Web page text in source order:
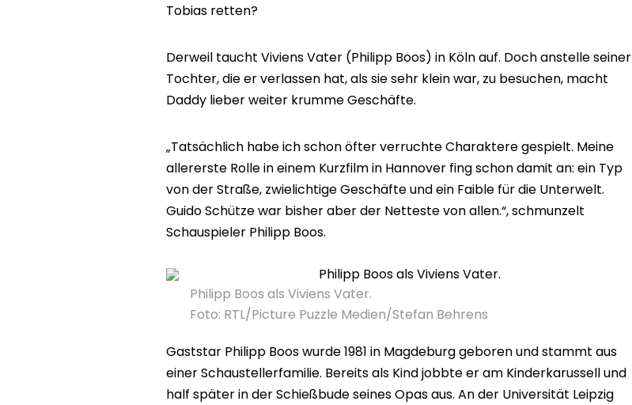
Tobias retten?
Derweil taucht Viviens Vater (Philipp Boos) in Köln auf. Doch anstelle seiner
Tochter, die er verlassen hat, als sie sehr klein war, zu besuchen, macht
Daddy lieber weiter krumme Geschäfte.
„Tatsächlich habe ich schon öfter verruchte Charaktere gespielt. Meine
allererste Rolle in einem Kurzfilm in Hannover fing schon damit an: ein Typ
von der Straße, zwielichtige Geschäfte und ein Faible für die Unterwelt.
Guido Schütze war bisher aber der Netteste von allen.“, schmunzelt
Schauspieler Philipp Boos.
Philipp Boos als Viviens Vater.
Foto: RTL/Picture Puzzle Medien/Stefan Behrens
Gaststar Philipp Boos wurde 1981 in Magdeburg geboren und stammt aus
einer Schaustellerfamilie. Bereits als Kind jobbte er am Kinderkarussell und
half später in der Schießbude seines Opas aus. An der Universität Leipzig